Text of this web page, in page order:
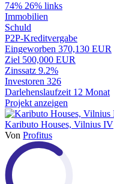
74% 26% links
Immobilien
Schuld
P2P-Kreditvergabe
Eingeworben 370,130 EUR
Ziel 500,000 EUR
Zinssatz 9.2%
Investoren 326
Darlehenslaufzeit 12 Monat
Projekt anzeigen
Kaributo Houses, Vilnius IV
Von Profitus